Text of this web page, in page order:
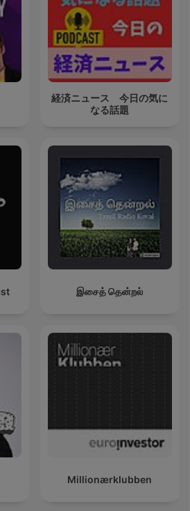
経済ニュース 今日の気に
なる話題
இசைத் தென்றல்
Millionærklubben